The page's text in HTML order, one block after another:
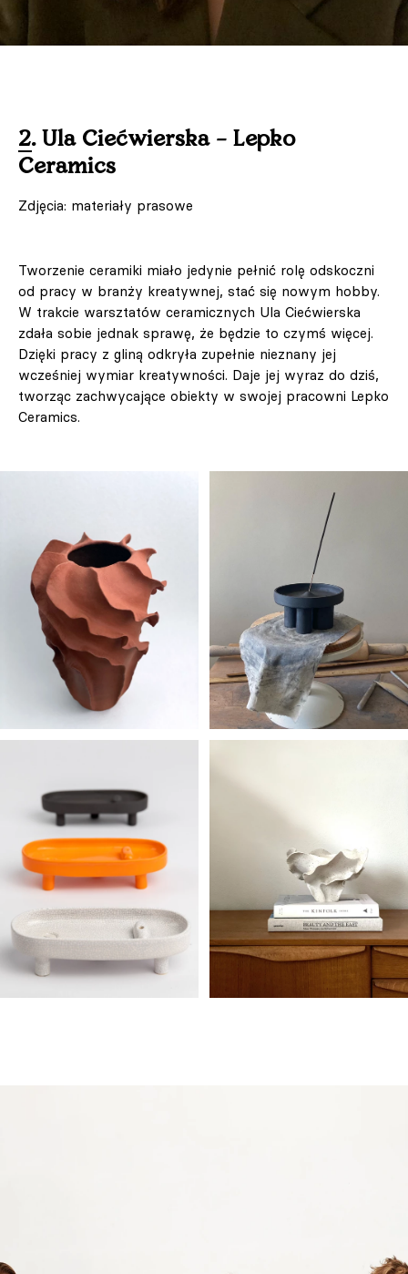
2. Ula Ciećwierska – Lepko
Ceramics
Zdjęcia: materiały prasowe
Tworzenie ceramiki miało jedynie pełnić rolę odskoczni
od pracy w branży kreatywnej, stać się nowym hobby.
W trakcie warsztatów ceramicznych Ula Ciećwierska
zdała sobie jednak sprawę, że będzie to czymś więcej.
Dzięki pracy z gliną odkryła zupełnie nieznany jej
wcześniej wymiar kreatywności. Daje jej wyraz do dziś,
tworząc zachwycające obiekty w swojej pracowni Lepko
Ceramics.